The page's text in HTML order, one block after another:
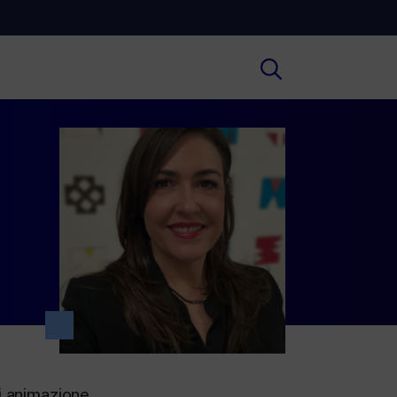
culturali su Arte,
Storia e molto altro.
scuole secondarie di I e II grado,
i Docenti e l’istruzione degli